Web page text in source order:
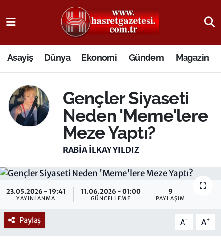
Asayiş Dünya Ekonomi Gündem Magazin
Gençler Siyaseti
Neden 'Meme'lere
Meze Yaptı?
RABIA İLKAY YILDIZ
23.05.2026 - 19:41
YAYINLANMA
11.06.2026 - 01:00
GÜNCELLEME
9
PAYLAŞIM
Paylaş A- A+
Osmaniye Nöbetçi Eczaneler
Osmaniye Hava Durumu
Osmaniye Trafik Yoğunluk Haritası
Süper Lig Puan Durumu ve Fikstür
Tüm Manşetler
Haber Arşivi